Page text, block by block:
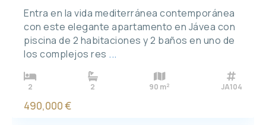
Entra en la vida mediterránea contemporánea
con este elegante apartamento en Jávea con
piscina de 2 habitaciones y 2 baños en uno de
los complejos res ...
2 2 90 m2 JA104
490,000 €